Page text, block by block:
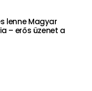
lenne Magyar
– erős üzenet a